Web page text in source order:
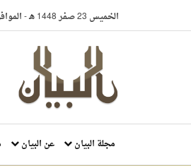
الخميس 23 صفر 1448 هـ -الموافق2026/
مجلة البيان عن البيان